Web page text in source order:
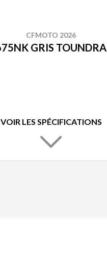
CFMOTO 2026
GRIS TOUNDRA
VOIR LES SPÉCIFICATIONS